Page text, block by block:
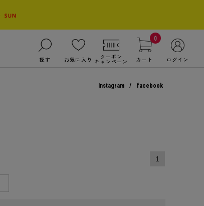
探す お気に入り クーポン
キャンペーン
0
カート ログイン
Instagram facebook
1